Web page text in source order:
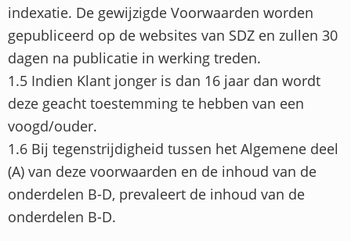
indexatie. De gewijzigde Voorwaarden worden
gepubliceerd op de websites van SDZ en zullen 30
dagen na publicatie in werking treden.
1.5 Indien Klant jonger is dan 16 jaar dan wordt
deze geacht toestemming te hebben van een
voogd/ouder.
1.6 Bij tegenstrijdigheid tussen het Algemene deel
(A) van deze voorwaarden en de inhoud van de
onderdelen B-D, prevaleert de inhoud van de
onderdelen B-D.